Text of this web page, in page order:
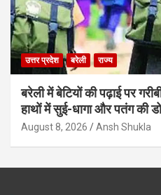
उत्तर प्रदेश बरेली राज्य
बरेली में बेटियों की पढ़ाई पर
हाथों में सुई-धागा और पतंग की
August 8, 2026 Ansh Shukla